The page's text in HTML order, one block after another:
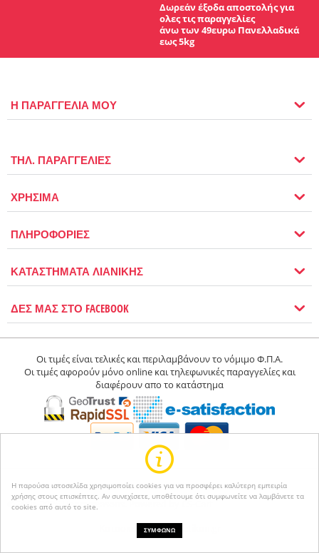
Η παρούσα ιστοσελίδα χρησιμοποίει cookies για να προσφέρει καλύτερη εμπειρία
χρήσης στους επισκέπτες. Αν συνεχίσετε, υποθέτουμε ότι συμφωνείτε να λαμβάνετε τα
cookies από αυτό το site.
ΣΥΜΦΩΝΩ
Δωρεάν έξοδα αποστολής για
ολες τις παραγγελίες
άνω των 49ευρω Πανελλαδικά
εως 5kg
Η ΠΑΡΑΓΓΕΛΙΑ ΜΟΥ
ΤΗΛ. ΠΑΡΑΓΓΕΛΙΕΣ
ΧΡΗΣΙΜΑ
ΠΛΗΡΟΦΟΡΙΕΣ
ΚΑΤΑΣΤΗΜΑΤΑ ΛΙΑΝΙΚΗΣ
ΔΕΣ ΜΑΣ ΣΤΟ FACEBOOK
Οι τιμές είναι τελικές και περιλαμβάνουν το νόμιμο Φ.Π.Α.
Οι τιμές αφορούν μόνο online και τηλεφωνικές παραγγελίες και
διαφέρουν απο το κατάστημα
© 2004-2026 Happyseasons.Powered by CS-Cart
Κατασκευή eshop netikon.gr